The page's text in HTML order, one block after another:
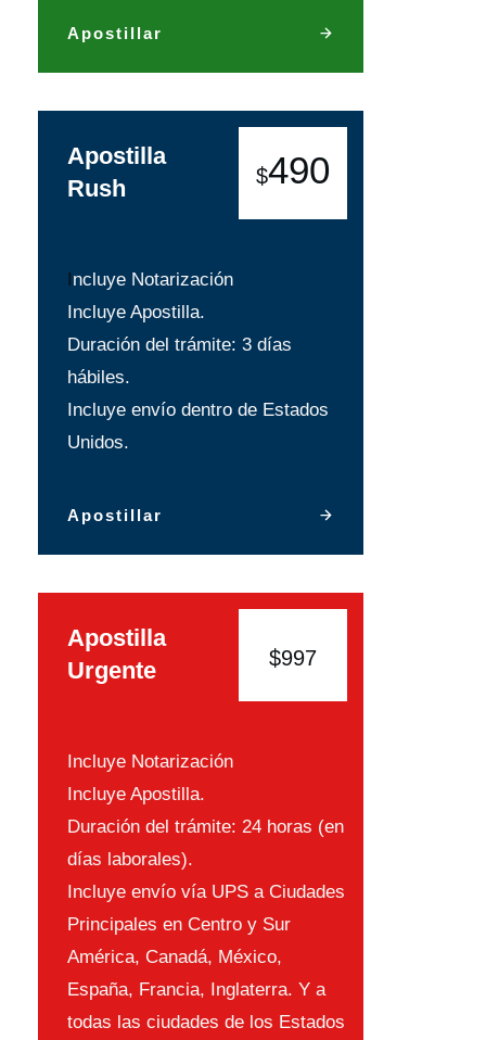
Apostillar
Apostilla
Rush
$490
Incluye Notarización
Incluye Apostilla.
Duración del trámite: 3 días
hábiles.
Incluye envío dentro de Estados
Unidos.
Apostillar
Apostilla
Urgente
$997
Incluye Notarización
Incluye Apostilla.
Duración del trámite: 24 horas (en
días laborales).
Incluye envío vía UPS a Ciudades
Principales en Centro y Sur
América, Canadá, México,
España, Francia, Inglaterra. Y a
todas las ciudades de los Estados